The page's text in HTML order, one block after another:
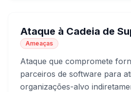
Ataque à Cadeia de
Ameaças
Ataque que compromete
parceiros de software para
organizações-alvo